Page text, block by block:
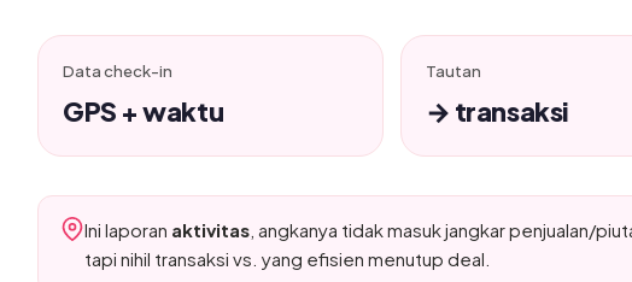
Data check-in
GPS + waktu
Tautan
→ transaksi
Ini laporan aktivitas, angkanya tidak masuk jangkar penjualan/
tapi nihil transaksi vs. yang efisien menutup deal.